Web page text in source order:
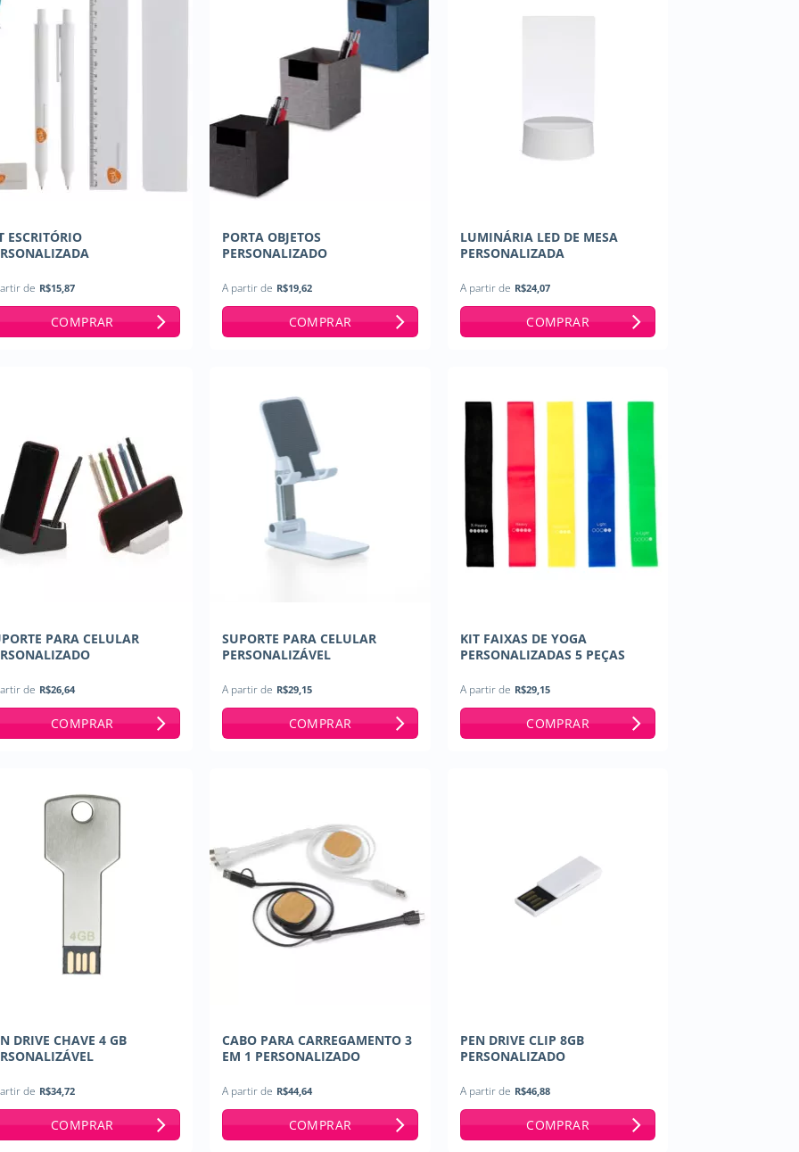
ESCRITÓRIO
de R$15,87
COMPRAR
PORTA OBJETOS
PERSONALIZADO
A partir de R$19,62
COMPRAR
LUMINÁRIA LED DE MESA
PERSONALIZADA
A partir de R$24,07
COMPRAR
PARA CELULAR
de R$26,64
COMPRAR
SUPORTE PARA CELULAR
PERSONALIZÁVEL
A partir de R$29,15
COMPRAR
KIT FAIXAS DE YOGA
PERSONALIZADAS 5 PEÇAS
A partir de R$29,15
COMPRAR
DRIVE CHAVE 4 GB
de R$34,72
COMPRAR
CABO PARA CARREGAMENTO 3
EM 1 PERSONALIZADO
A partir de R$44,64
COMPRAR
PEN DRIVE CLIP 8GB
PERSONALIZADO
A partir de R$46,88
COMPRAR